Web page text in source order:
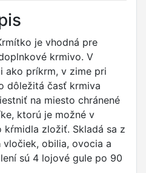
je vhodná pre
krmivo. V
ako príkrm, v zime pri
dôležitá časť krmiva
na miesto chránené
ktorú je možné v
kŕmidla zložiť. Skladá sa z
obilia, ovocia a
sú 4 lojové gule po 90